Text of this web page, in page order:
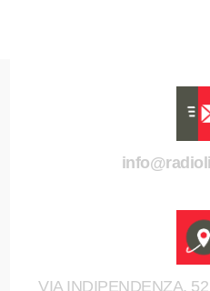
VIA INDIPENDENZA,